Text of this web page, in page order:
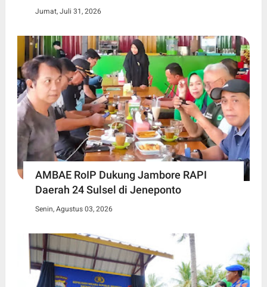
Jumat, Juli 31, 2026
AMBAE RoIP Dukung Jambore RAPI
Daerah 24 Sulsel di Jeneponto
Senin, Agustus 03, 2026